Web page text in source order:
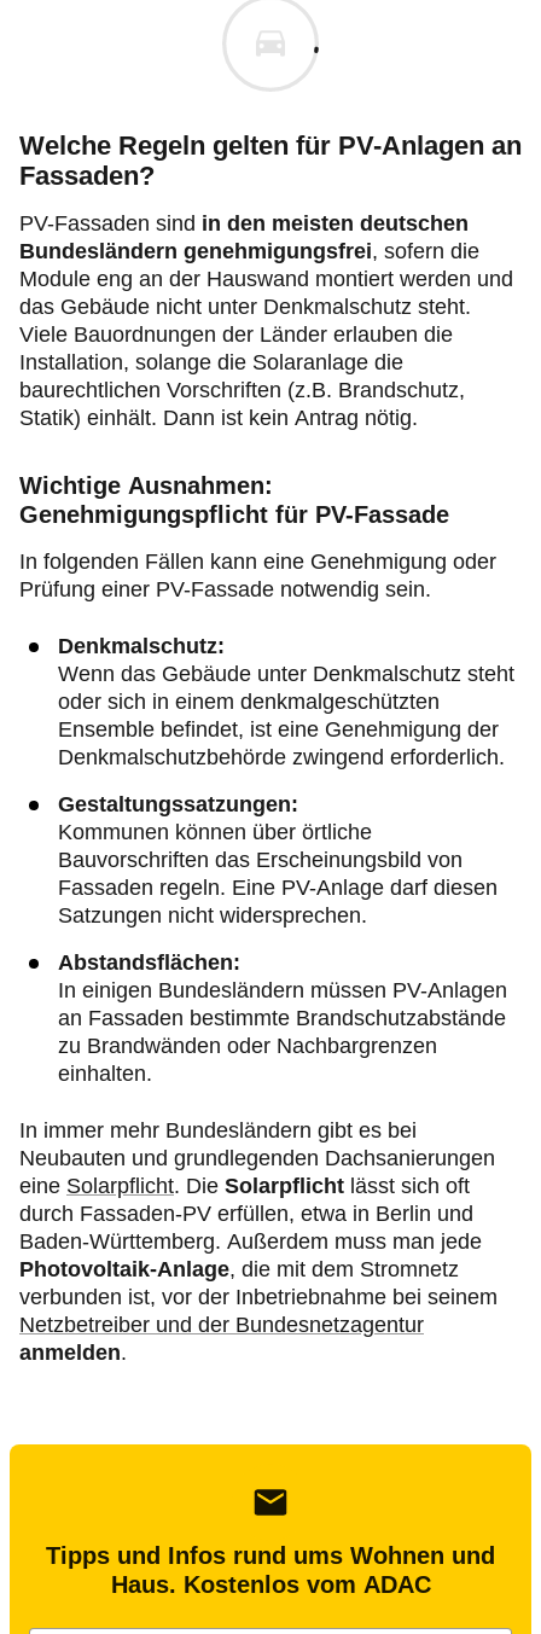
Welche Regeln gelten für PV-Anlagen an
Fassaden?
PV-Fassaden sind in den meisten deutschen
Bundesländern genehmigungsfrei, sofern die
Module eng an der Hauswand montiert werden und
das Gebäude nicht unter Denkmalschutz steht.
Viele Bauordnungen der Länder erlauben die
Installation, solange die Solaranlage die
baurechtlichen Vorschriften (z.B. Brandschutz,
Statik) einhält. Dann ist kein Antrag nötig.
Wichtige Ausnahmen:
Genehmigungspflicht für PV-Fassade
In folgenden Fällen kann eine Genehmigung oder
Prüfung einer PV-Fassade notwendig sein.
Denkmalschutz:
Wenn das Gebäude unter Denkmalschutz steht
oder sich in einem denkmalgeschützten
Ensemble befindet, ist eine Genehmigung der
Denkmalschutzbehörde zwingend erforderlich.
Gestaltungssatzungen:
Kommunen können über örtliche
Bauvorschriften das Erscheinungsbild von
Fassaden regeln. Eine PV-Anlage darf diesen
Satzungen nicht widersprechen.
Abstandsflächen:
In einigen Bundesländern müssen PV-Anlagen
an Fassaden bestimmte Brandschutzabstände
zu Brandwänden oder Nachbargrenzen
einhalten.
In immer mehr Bundesländern gibt es bei
Neubauten und grundlegenden Dachsanierungen
eine Solarpflicht. Die Solarpflicht lässt sich oft
durch Fassaden-PV erfüllen, etwa in Berlin und
Baden-Württemberg. Außerdem muss man jede
Photovoltaik-Anlage, die mit dem Stromnetz
verbunden ist, vor der Inbetriebnahme bei seinem
Netzbetreiber und der Bundesnetzagentur
anmelden.
Tipps und Infos rund ums Wohnen und
Haus. Kostenlos vom ADAC